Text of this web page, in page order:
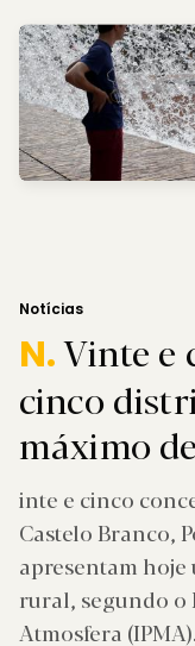
Notícias
N.Vinte e
cinco
máximo
inte e cinco
Castelo Branco,
apresentam
rural, segundo o
Atmosfera (IPMA).